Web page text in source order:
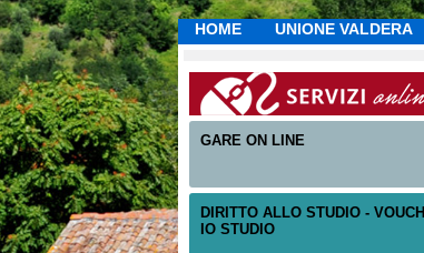
HOME UNIONE VALDERA
GARE ON LINE
DIRITTO ALLO STUDIO -
IO STUDIO